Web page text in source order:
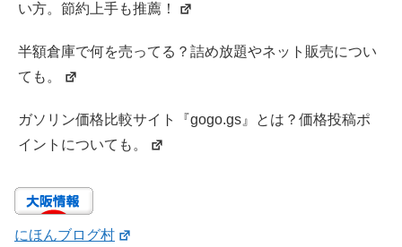
い方。節約上手も推薦！
半額倉庫で何を売ってる？詰め放題やネット販売につい
ても。
ガソリン価格比較サイト『gogo.gs』とは？価格投稿ポ
イントについても。
にほんブログ村